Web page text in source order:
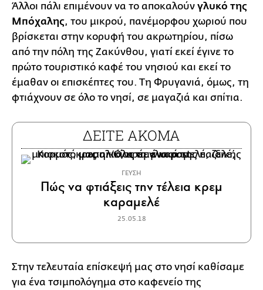
Άλλοι πάλι επιμένουν να το αποκαλούν γλυκό της
Μπόχαλης, του μικρού, πανέμορφου χωριού που
βρίσκεται στην κορυφή του ακρωτηρίου, πίσω
από την πόλη της Ζακύνθου, γιατί εκεί έγινε το
πρώτο τουριστικό καφέ του νησιού και εκεί το
έμαθαν οι επισκέπτες του. Τη Φρυγανιά, όμως, τη
φτιάχνουν σε όλο το νησί, σε μαγαζιά και σπίτια.
ΔΕΙΤΕ ΑΚΟΜΑ
ΓΕΥΣΗ
Πώς να φτιάξεις την τέλεια κρεμ
καραμελέ
25.05.18
Στην τελευταία επίσκεψή μας στο νησί καθίσαμε
για ένα τσιμπολόγημα στο καφενείο της